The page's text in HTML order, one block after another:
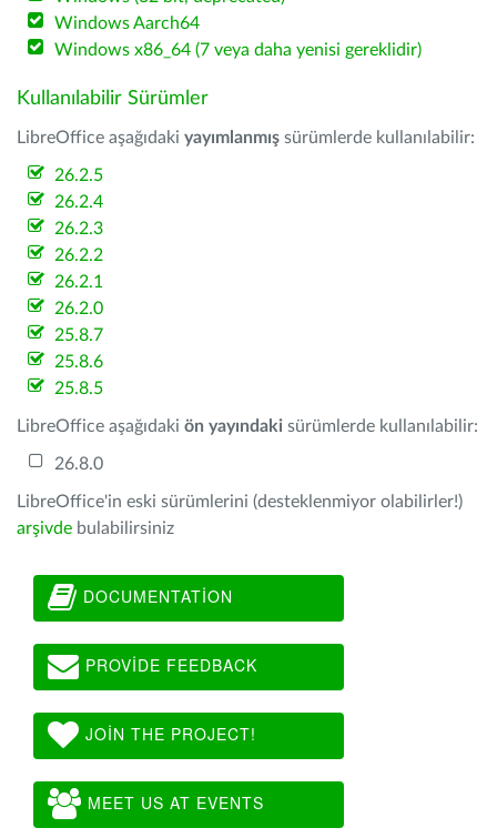
Windows Aarch64
Windows x86_64 (7 veya daha yenisi gereklidir)
Kullanılabilir Sürümler
LibreOffice aşağıdaki yayımlanmış sürümlerde kullanılabilir:
26.2.5
26.2.4
26.2.3
26.2.2
26.2.1
26.2.0
25.8.7
25.8.6
25.8.5
LibreOffice aşağıdaki ön yayındaki sürümlerde kullanılabilir:
26.8.0
LibreOffice'in eski sürümlerini (desteklenmiyor olabilirler!)
arşivde bulabilirsiniz
DOCUMENTATION
PROVIDE FEEDBACK
JOIN THE PROJECT!
MEET US AT EVENTS